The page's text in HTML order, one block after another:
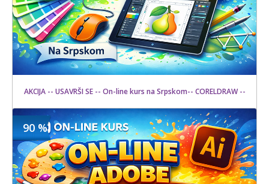
AKCIJA -- USAVRŠI SE -- On-line kurs na Srpskom-- CORELDRAW --
Kupljeno
20 kom.
1500 din
15000 din
90 %